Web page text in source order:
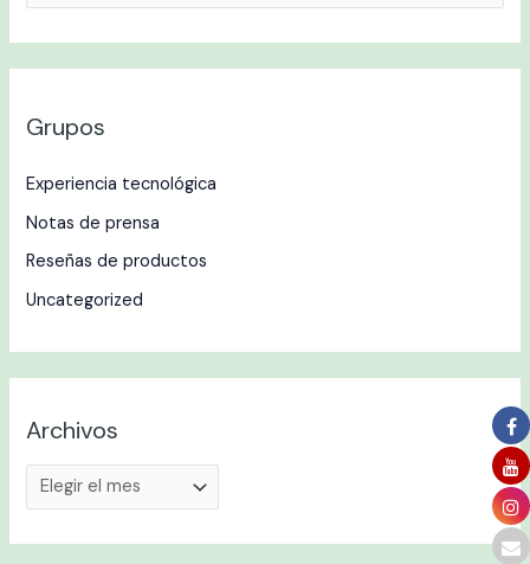
a
p
o
r
:
Grupos
Experiencia tecnológica
Notas de prensa
Reseñas de productos
Uncategorized
Archivos